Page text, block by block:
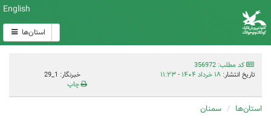
English
استان‌ها
کد مطلب: 356972
تاریخ انتشار: ۱۸ خرداد ۱۴۰۴ - ۱۱:۲۳
خبرنگار: 1_29
چاپ
استان‌ها سمنان